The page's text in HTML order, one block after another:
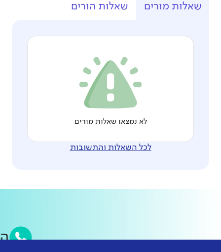
שאלות מורים שאלות הורים
לא נמצאו שאלות מורים
לכל השאלות והתשובות